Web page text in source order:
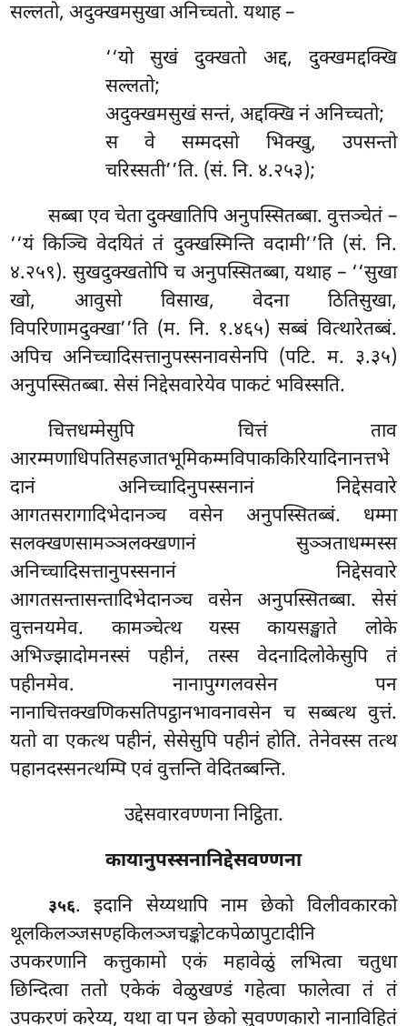
सल्लतो, अदुक्खमसुखा अनिच्चतो. यथाह –
‘‘यो सुखं दुक्खतो अद्द, दुक्खमद्दक्खि
सल्लतो;
अदुक्खमसुखं सन्तं, अद्दक्खि नं अनिच्चतो;
स वे सम्मदसो भिक्खु, उपसन्तो
चरिस्सती’’ति. (सं. नि. ४.२५३);
सब्बाएव चेता दुक्खातिपि अनुपस्सितब्बा. वुत्तञ्चेतं –
‘‘यं किञ्चि वेदयितं तं दुक्खस्मिन्ति वदामी’’ति (सं. नि.
४.२५९). सुखदुक्खतोपि च अनुपस्सितब्बा, यथाह – ‘‘सुखा
खो, आवुसो विसाख, वेदना ठितिसुखा,
विपरिणामदुक्खा’’ति (म. नि. १.४६५) सब्बं वित्थारेतब्बं.
अपिच अनिच्चादिसत्तानुपस्सनावसेनपि (पटि. म. ३.३५)
अनुपस्सितब्बा. सेसं निद्देसवारेयेव पाकटं भविस्सति.
चित्तधम्मेसुपि चित्तं ताव
आरम्मणाधिपतिसहजातभूमिकम्मविपाककिरियादिनानत्तभे
दानं अनिच्चादिनुपस्सनानं निद्देसवारे
आगतसरागादिभेदानञ्च वसेन अनुपस्सितब्बं. धम्मा
सलक्खणसामञ्ञलक्खणानं सुञ्ञताधम्मस्स
अनिच्चादिसत्तानुपस्सनानं निद्देसवारे
आगतसन्तासन्तादिभेदानञ्च वसेन अनुपस्सितब्बा. सेसं
वुत्तनयमेव. कामञ्चेत्थ यस्स कायसङ्खाते लोके
अभिज्झादोमनस्सं पहीनं, तस्स वेदनादिलोकेसुपि तं
पहीनमेव. नानापुग्गलवसेन पन
नानाचित्तक्खणिकसतिपट्ठानभावनावसेन च सब्बत्थ वुत्तं.
यतो वा एकत्थ पहीनं, सेसेसुपि पहीनं होति. तेनेवस्स तत्थ
पहानदस्सनत्थम्पि एवं वुत्तन्ति वेदितब्बन्ति.
उद्देसवारवण्णना निट्ठिता.
कायानुपस्सनानिद्देसवण्णना
३५६. इदानि सेय्यथापि नाम छेको विलीवकारको
थूलकिलञ्जसण्हकिलञ्जचङ्कोटकपेळापुटादीनि
उपकरणानि कत्तुकामो एकं महावेळुं लभित्वा चतुधा
छिन्दित्वा ततो एकेकं वेळुखण्डं गहेत्वा फालेत्वा तं तं
उपकरणं करेय्य, यथा वा पन छेको सुवण्णकारो नानाविहितं